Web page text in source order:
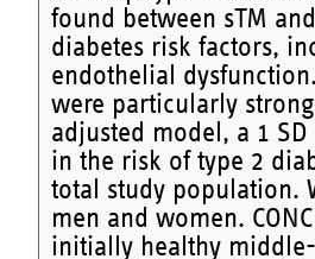
found between sTM
diabetes risk factors,
endothelial
were particularly
adjusted model, a 1
in the risk of type 2
total study population.
men and women.
initially healthy